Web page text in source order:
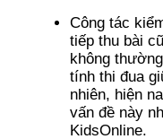
Công tác
tiếp thu bài
không
tính thi đua
nhiên, hiện
vấn đề này
KidsOnline.